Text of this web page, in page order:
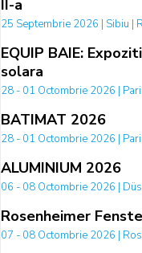
II-a
25 Septembrie 2026 | Sibiu |
EQUIP BAIE:
solara
28 - 01 Octombrie 2026 |
BATIMAT 2026
28 - 01 Octombrie 2026 |
ALUMINIUM 2026
06 - 08 Octombrie 2026 |
Rosenheimer
07 - 08 Octombrie 2026 |